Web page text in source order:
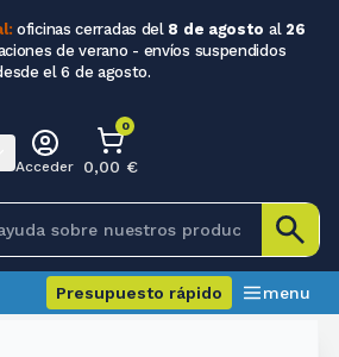
oficinas cerradas del 8 de agosto al 26
de verano - envíos suspendidos
el 6 de agosto.
Acceder
0
0,00 €
Presupuesto rápido menu